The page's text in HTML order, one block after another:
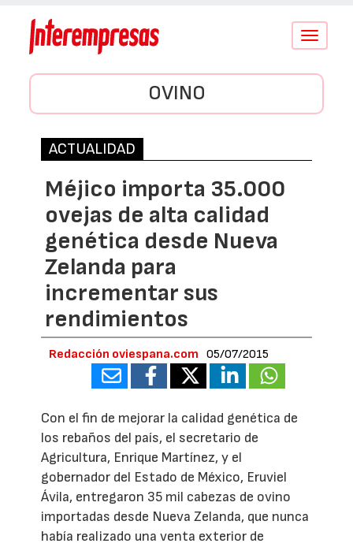
Conmutar
OVINO
ACTUALIDAD
Méjico importa 35.000
ovejas de alta calidad
genética desde Nueva
Zelanda para
incrementar sus
rendimientos
Redacción oviespana.com 05/07/2015
Con el fin de mejorar la calidad genética de
los rebaños del país, el secretario de
Agricultura, Enrique Martínez, y el
gobernador del Estado de México, Eruviel
Ávila, entregaron 35 mil cabezas de ovino
importadas desde Nueva Zelanda, que nunca
había realizado una venta exterior de